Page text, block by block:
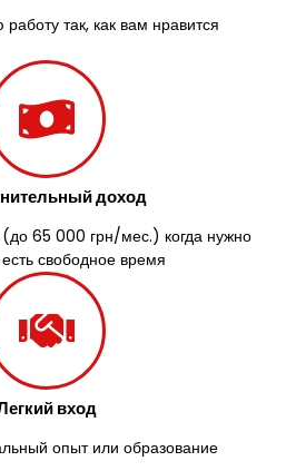
так, как вам нравится
доход
65 000 грн/мес.) когда нужно
есть свободное время
вход
опыт или образование